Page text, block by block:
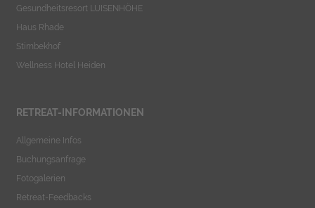
Gesundheitsresort LUISENHÖHE
Haus Rhade
Stimbekhof
Wellness Hotel Heiden
RETREAT-INFORMATIONEN
Allgemeine Infos
Buchungsanfrage
Fotogalerien
Retreat-Feedbacks